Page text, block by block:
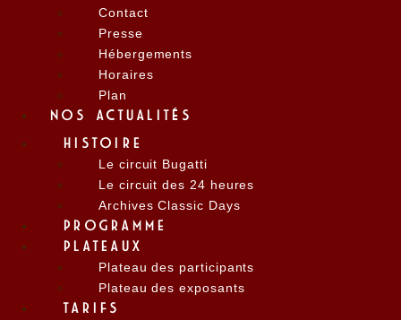
Contact
Presse
Hébergements
Horaires
Plan
NOS ACTUALITÉS
HISTOIRE
Le circuit Bugatti
Le circuit des 24 heures
Archives Classic Days
PROGRAMME
PLATEAUX
Plateau des participants
Plateau des exposants
TARIFS